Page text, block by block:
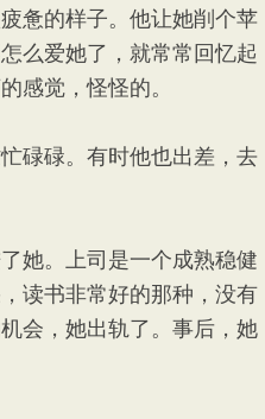
惫的样子。他让她削个苹
么爱她了，就常常回忆起
感觉，怪怪的。
碌碌。有时他也出差，去
她。上司是一个成熟稳健
读书非常好的那种，没有
会，她出轨了。事后，她